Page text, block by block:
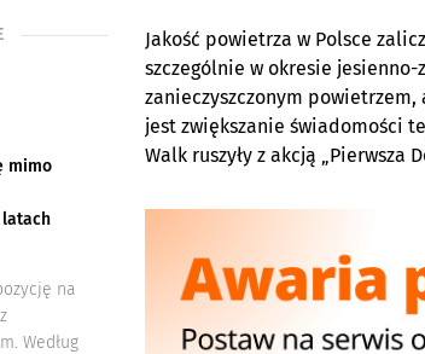
mimo
na
Według
Jakość powietrza w Polsce
szczególnie w okresie jesienno-
zanieczyszczonym
jest zwiększanie świadomości
Walk ruszyły z akcją „Pierwsza